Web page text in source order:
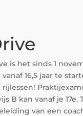
is het sinds 1
16,5 jaar te
rijlessen!
B kan vanaf je 17e.
van een